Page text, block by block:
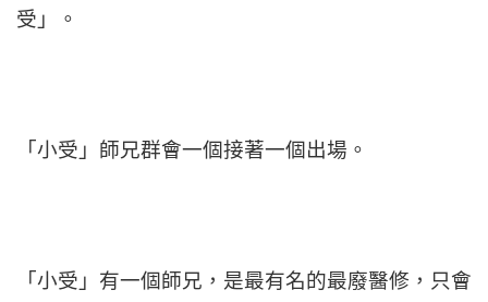
受」。
「小受」師兄群會一個接著一個出場。
「小受」有一個師兄，是最有名的最廢醫修，只會